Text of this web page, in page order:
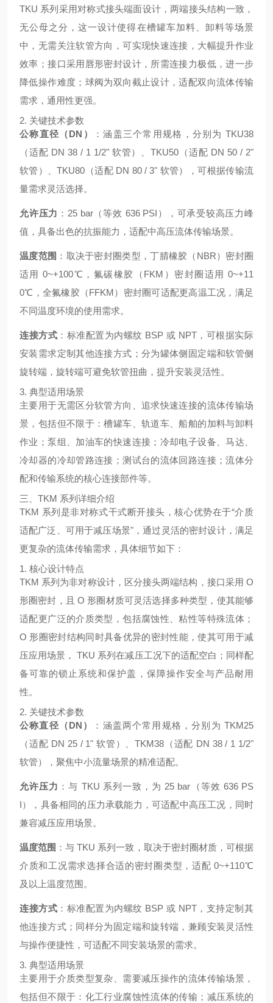
TKU 系列采用对称式接头端面设计，两端接头结构一致，
无公母之分，这一设计使得在槽罐车加料、卸料等场景
中，无需关注软管方向，可实现快速连接，大幅提升作业
效率；接口采用唇形密封设计，所需连接力极低，进一步
降低操作难度；球阀为双向截止设计，适配双向流体传输
需求，通用性更强。
2. 关键技术参数
公称直径（DN）
：涵盖三个常用规格，分别为 TKU38
（适配 DN 38 / 1 1/2" 软管）、TKU50（适配 DN 50 / 2"
软管）、TKU80（适配 DN 80 / 3" 软管），可根据传输流
量需求灵活选择。
允许压力 ：25 bar（等效 636 PSI），可承受较高压力峰
值，具备出色的抗振能力，适配中高压流体传输场景。
温度范围 ：取决于密封圈类型，丁腈橡胶（NBR）密封圈
适用 0~+100℃，氟碳橡胶（FKM）密封圈适用 0~+11
0℃，全氟橡胶（FFKM）密封圈可适配更高温工况，满足
不同温度环境的使用需求。
连接方式 ：标准配置为内螺纹 BSP 或 NPT，可根据实际
安装需求定制其他连接方式；分为罐体侧固定端和软管侧
旋转端，旋转端可避免软管扭曲，提升安装灵活性。
3. 典型适用场景
主要用于无需区分软管方向、追求快速连接的流体传输场
景，包括但不限于：槽罐车、轨道车、船舶的加料与卸料
作业；泵组、加油车的快速连接；冷却电子设备、马达、
冷却器的冷却管路连接；测试台的流体回路连接；流体分
配和传输系统的核心连接部件等。
三、TKM 系列详细介绍
TKM 系列是非对称式干式断开接头，核心优势在于“介质
适配广泛、可用于减压场景"，通过灵活的密封设计，满足
更复杂的流体传输需求，具体细节如下：
1. 核心设计特点
TKM 系列为非对称设计，区分接头两端结构，接口采用 O
形圈密封，且 O 形圈材质可灵活选择多种类型，使其能够
适配更广泛的介质类型，包括腐蚀性、粘性等特殊流体；
O 形圈密封结构同时具备优异的密封性能，使其可用于减
压应用场景， TKU 系列在减压工况下的适配空白；同样配
备可靠的锁止系统和保护盖，保障操作安全与产品耐用
性。
2. 关键技术参数
公称直径（DN）
：涵盖两个常用规格，分别为 TKM25
（适配 DN 25 / 1" 软管）、TKM38（适配 DN 38 / 1 1/2"
软管），聚焦中小流量场景的精准适配。
允许压力 ：与 TKU 系列一致，为 25 bar（等效 636 PS
I），具备相同的压力承载能力，可适配中高压工况，同时
兼容减压应用场景。
温度范围 ：与 TKU 系列一致，取决于密封圈材质，可根据
介质和工况需求选择合适的密封圈类型，适配 0~+110℃
及以上温度范围。
连接方式 ：标准配置为内螺纹 BSP 或 NPT，支持定制其
他连接方式；同样分为固定端和旋转端，兼顾安装灵活性
与操作便捷性，可适配不同安装场景的需求。
3. 典型适用场景
主要用于介质类型复杂、需要减压操作的流体传输场景，
包括但不限于：化工行业腐蚀性流体的传输；减压系统的